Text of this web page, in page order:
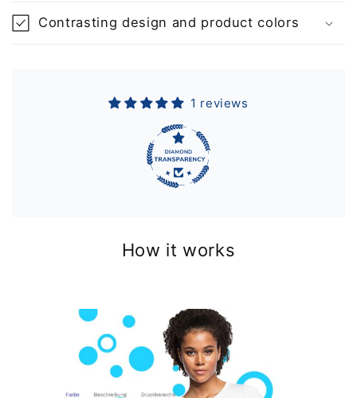
Contrasting design and product colors
1 reviews
How it works